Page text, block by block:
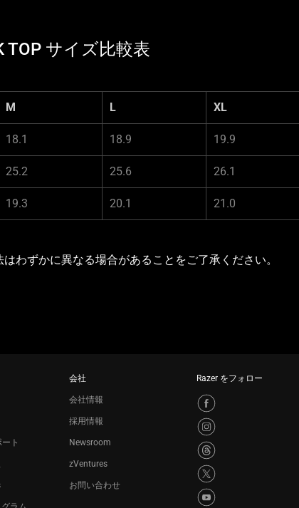
TOP サイズ比較表
M L XL
18.1 18.9 19.9
25.2 25.6 26.1
19.3 20.1 21.0
わずかに異なる場合があることをご了承ください。
ト
会社
会社情報
採用情報
Newsroom
zVentures
お問い合わせ
Razer をフォロー